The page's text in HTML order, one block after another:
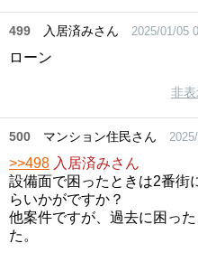
499 入居済みさん 2025/01/05
ローン
非
500 マンション住民さん
>>498 入居済みさん
設備面で困ったときは2番街
らいかがですか？
他案件ですが、過去に困っ
た。